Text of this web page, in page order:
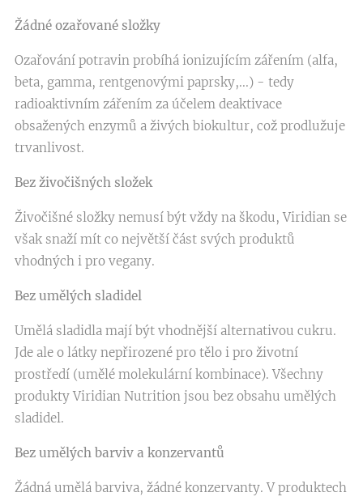
Žádné ozařované složky
Ozařování potravin probíhá ionizujícím zářením (alfa,
beta, gamma, rentgenovými paprsky,...) - tedy
radioaktivním zářením za účelem deaktivace
obsažených enzymů a živých biokultur, což prodlužuje
trvanlivost.
Bez živočišných složek
Živočišné složky nemusí být vždy na škodu, Viridian se
však snaží mít co největší část svých produktů
vhodných i pro vegany.
Bez umělých sladidel
Umělá sladidla mají být vhodnější alternativou cukru.
Jde ale o látky nepřirozené pro tělo i pro životní
prostředí (umělé molekulární kombinace). Všechny
produkty Viridian Nutrition jsou bez obsahu umělých
sladidel.
Bez umělých barviv a konzervantů
Žádná umělá barviva, žádné konzervanty. V produktech